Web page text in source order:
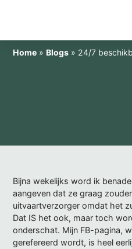
Home » Blogs » 24/7
Bijna wekelijks word ik
aangeven dat ze graag
uitvaartverzorger omdat het
Dat IS het ook, maar toch
onderschat. Mijn FB-pagina,
gerefereerd wordt, is heel